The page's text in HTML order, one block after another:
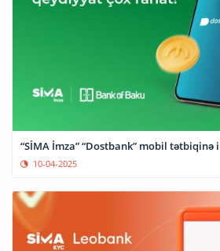
“SİMA İmza” “Dostbank” mobil
10-04-2025